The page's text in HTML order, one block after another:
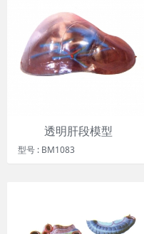
透明肝段模型
型号 : BM1083